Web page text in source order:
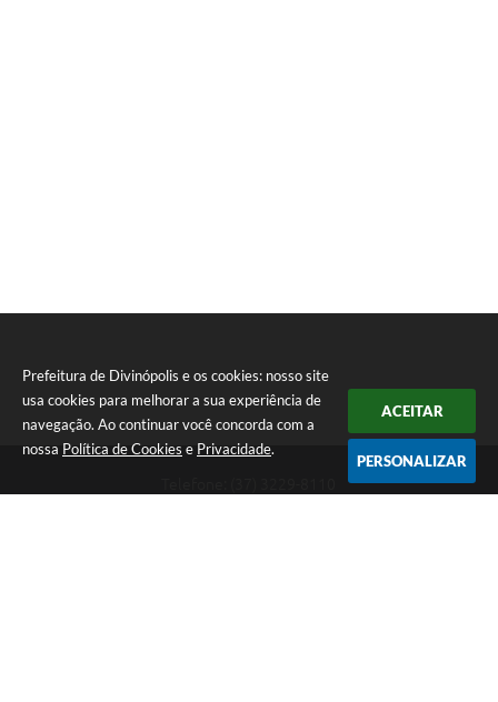
Prefeitura de Divinópolis e os cookies: nosso site
usa cookies para melhorar a sua experiência de
navegação. Ao continuar você concorda com a
nossa Política de Cookies e Privacidade.
ACEITAR
PERSONALIZAR